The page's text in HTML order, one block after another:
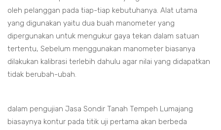
oleh pelanggan pada tiap-tiap kebutuhanya. Alat utama
yang digunakan yaitu dua buah manometer yang
dipergunakan untuk mengukur gaya tekan dalam satuan
tertentu, Sebelum menggunakan manometer biasanya
dilakukan kalibrasi terlebih dahulu agar nilai yang didapatkan
tidak berubah-ubah.
dalam pengujian Jasa Sondir Tanah Tempeh Lumajang
biasaynya kontur pada titik uji pertama akan berbeda